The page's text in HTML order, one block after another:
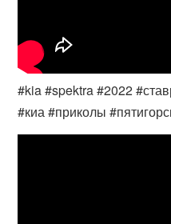
#kia #spektra #2022
#киа #приколы